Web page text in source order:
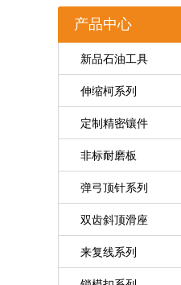
产品中心
新品石油工具
伸缩柯系列
定制精密镶件
非标耐磨板
弹弓顶针系列
双齿斜顶滑座
来复线系列